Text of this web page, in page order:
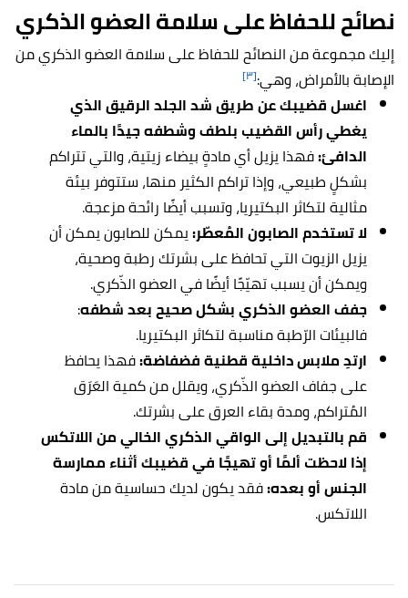
نصائح للحفاظ على سلامة العضو الذكري
إليك مجموعة من النصائح للحفاظ على سلامة العضو الذكري من
الإصابة بالأمراض، وهي:[٣]
اغسل قضيبك عن طريق شد الجلد الرقيق الذي
يغطي رأس القضيب بلطف وشطفه جيدًا بالماء
الدافئ:فهذا يزيل أي مادةٍ بيضاء زيتية، والتي تتراكم
بشكلٍ طبيعي، وإذا تراكم الكثير منها، ستتوفر بيئة
مثالية لتكاثر البكتيريا، وتسبب أيضًا رائحة مزعجة.
لا تستخدم الصابون المُعطّر:يمكن للصابون يمكن أن
يزيل الزيوت التي تحافظ على بشرتك رطبة وصحية،
ويمكن أن يسبب تهيّجًا أيضًا في العضو الذّكري.
جفف العضو الذكري بشكل صحيح بعد شطفه:
فالبيئات الرّطبة مناسبة لتكاثر البكتيريا.
ارتدِ ملابس داخلية قطنية فضفاضة:فهذا يحافظ
على جفاف العضو الذّكري، ويقلل من كمية العَرَق
المُتراكم، ومدة بقاء العرق على بشرتك.
قم بالتبديل إلى الواقي الذكري الخالي من اللاتكس
إذا لاحظت ألمًا أو تهيجًا في قضيبك أثناء ممارسة
الجنس أو بعده:فقد يكون لديك حساسية من مادة
اللاتكس.